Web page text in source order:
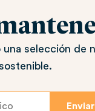
selección de